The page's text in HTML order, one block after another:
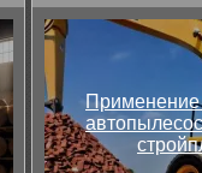
Применение